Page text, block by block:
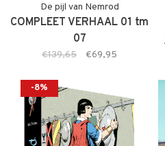
De pijl van Nemrod
COMPLEET VERHAAL 01 tm
07
€139,65 €69,95
-8%